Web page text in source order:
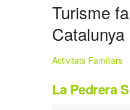
Turisme
Catalunya
Activitats Familiars
La Pedrera